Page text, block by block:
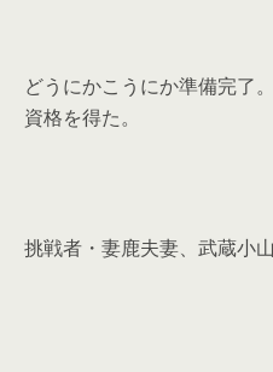
どうにかこうにか準備完了
資格を得た。
挑戦者・妻鹿夫妻、武蔵小